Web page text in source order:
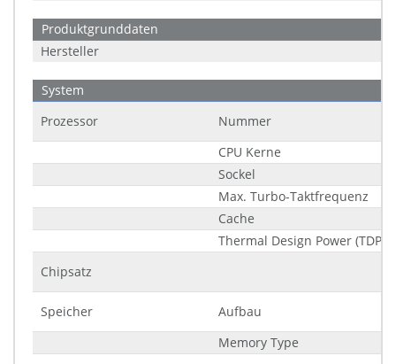
Produktgrunddaten
Hersteller
System
Prozessor
Nummer
CPU Kerne
Sockel
Max. Turbo-Taktfrequenz
Cache
Thermal Design Power (TDP)
Chipsatz
Speicher
Aufbau
Memory Type